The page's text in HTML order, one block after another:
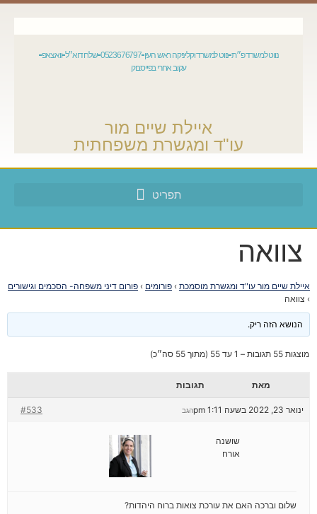
נווט למשרד פ״ת נווט למשרד וקליניקה ראש העין 0523676797 שלח דוא״ל וואצאפ
עקוב אחרי בפייסבוק
איילת שיים מור
עו"ד ומגשרת משפחתית
צוואה
איילת שיים מור עו"ד ומגשרת מוסמכת › פורומים › פורום דיני משפחה- הסכמים וגישורים
› צוואה
הנושא הזה ריק.
מוצגות 55 תגובות – 1 עד 55 (מתוך 55 סה״כ)
מאת תגובות
ינואר 23, 2022 בשעה 1:11 pm #533 הגב
שושנה
אורח
שלום וברכה האם את עורכת צואות ברוח היהדות?